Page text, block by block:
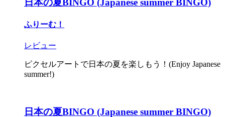
日本の夏BINGO (Japanese summer BINGO)
ふりーむ！
レビュー
ピクセルアートで日本の夏を楽しもう！(Enjoy Japanese
summer!)
日本の夏BINGO (Japanese summer BINGO)